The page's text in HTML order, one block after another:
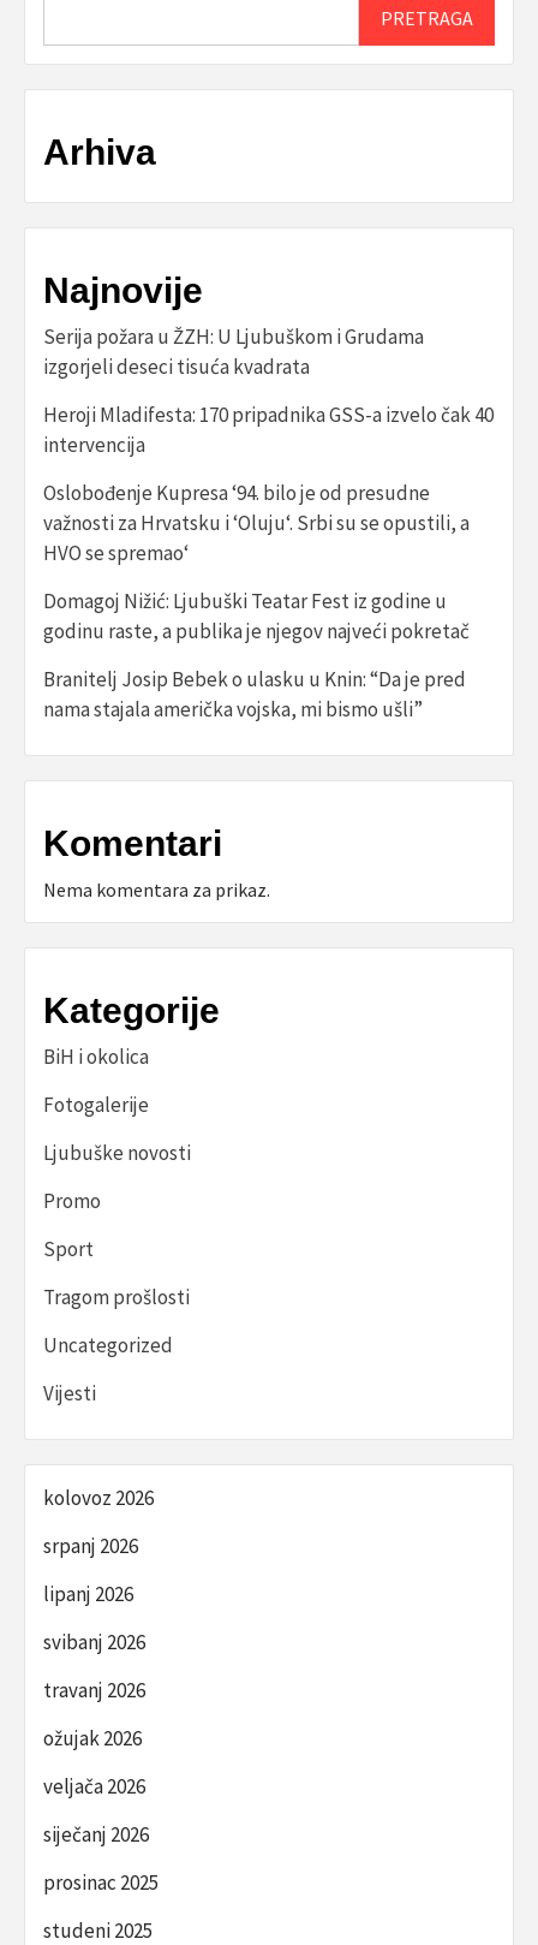
PRETRAGA
Arhiva
Najnovije
Serija požara u ŽZH: U Ljubuškom i Grudama
izgorjeli deseci tisuća kvadrata
Heroji Mladifesta: 170 pripadnika GSS-a izvelo čak 40
intervencija
Oslobođenje Kupresa ‘94. bilo je od presudne
važnosti za Hrvatsku i ‘Oluju‘. Srbi su se opustili, a
HVO se spremao‘
Domagoj Nižić: Ljubuški Teatar Fest iz godine u
godinu raste, a publika je njegov najveći pokretač
Branitelj Josip Bebek o ulasku u Knin: “Da je pred
nama stajala američka vojska, mi bismo ušli”
Komentari
Nema komentara za prikaz.
Kategorije
BiH i okolica
Fotogalerije
Ljubuške novosti
Promo
Sport
Tragom prošlosti
Uncategorized
Vijesti
kolovoz 2026
srpanj 2026
lipanj 2026
svibanj 2026
travanj 2026
ožujak 2026
veljača 2026
siječanj 2026
prosinac 2025
studeni 2025